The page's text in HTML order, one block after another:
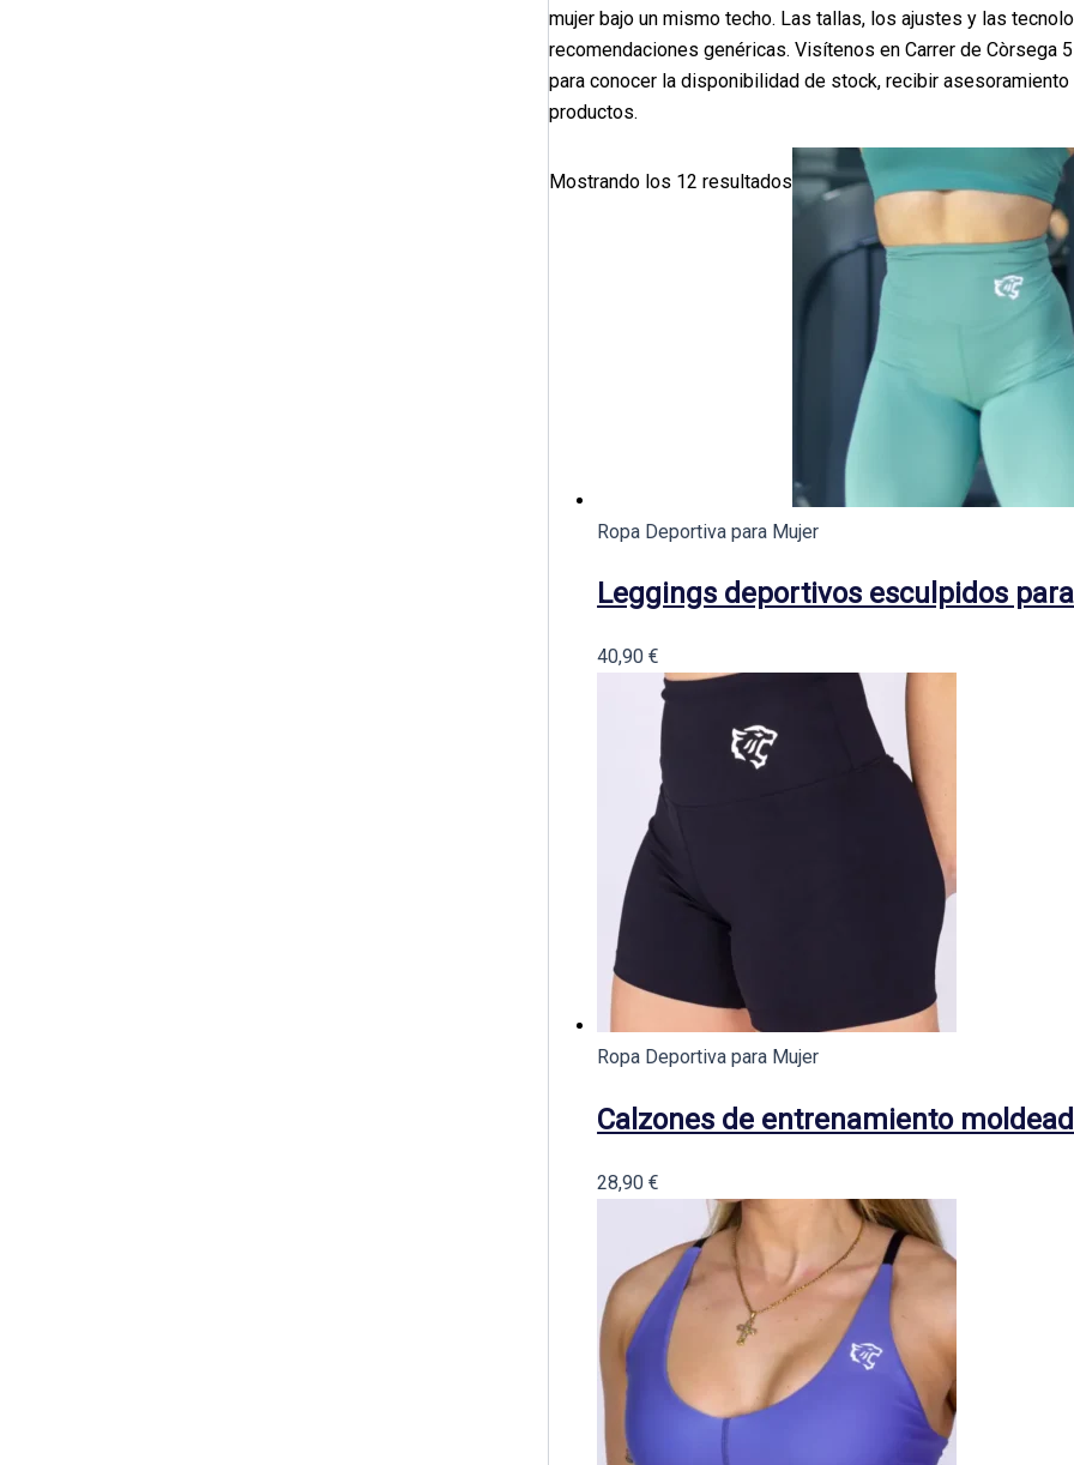
mujer bajo un mismo techo. Las tallas, los ajustes y las
recomendaciones genéricas. Visítenos en Carrer de Còrsega
para conocer la disponibilidad de stock, recibir
productos.
Mostrando los 12 resultados
Ropa Deportiva para Mujer
Leggings deportivos esculpidos
40,90€
Ropa Deportiva para Mujer
Calzones de entrenamiento
28,90€